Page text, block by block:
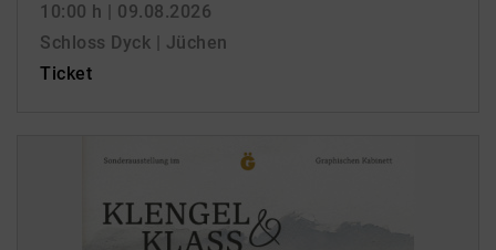
10:00 h | 09.08.2026
Schloss Dyck | Jüchen
Ticket